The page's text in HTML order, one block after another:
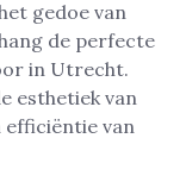
gedoe van
de perfecte
in Utrecht.
esthetiek van
efficiëntie van